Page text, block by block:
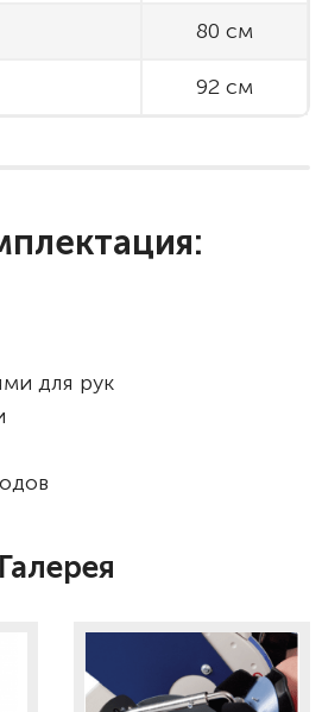
80 см
92 см
для рук
Галерея